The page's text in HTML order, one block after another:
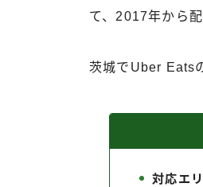
て、2017年から
茨城でUber Eats
対応エ